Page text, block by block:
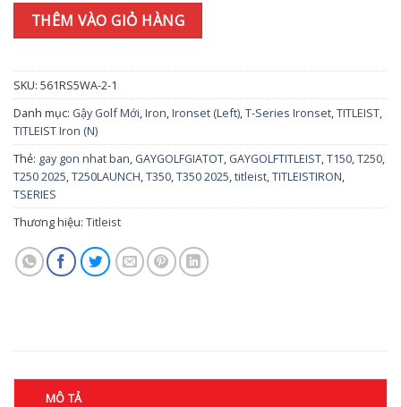
THÊM VÀO GIỎ HÀNG
SKU: 561RS5WA-2-1
Danh mục: Gậy Golf Mới,Iron,Ironset (Left),T-Series Ironset,TITLEIST,
TITLEIST Iron (N)
Thẻ: gay gon nhat ban, GAYGOLFGIATOT, GAYGOLFTITLEIST,T150,T250,
T250 2025,T250LAUNCH,T350,T350 2025,titleist,TITLEISTIRON,
TSERIES
Thương hiệu: Titleist
MÔ TẢ